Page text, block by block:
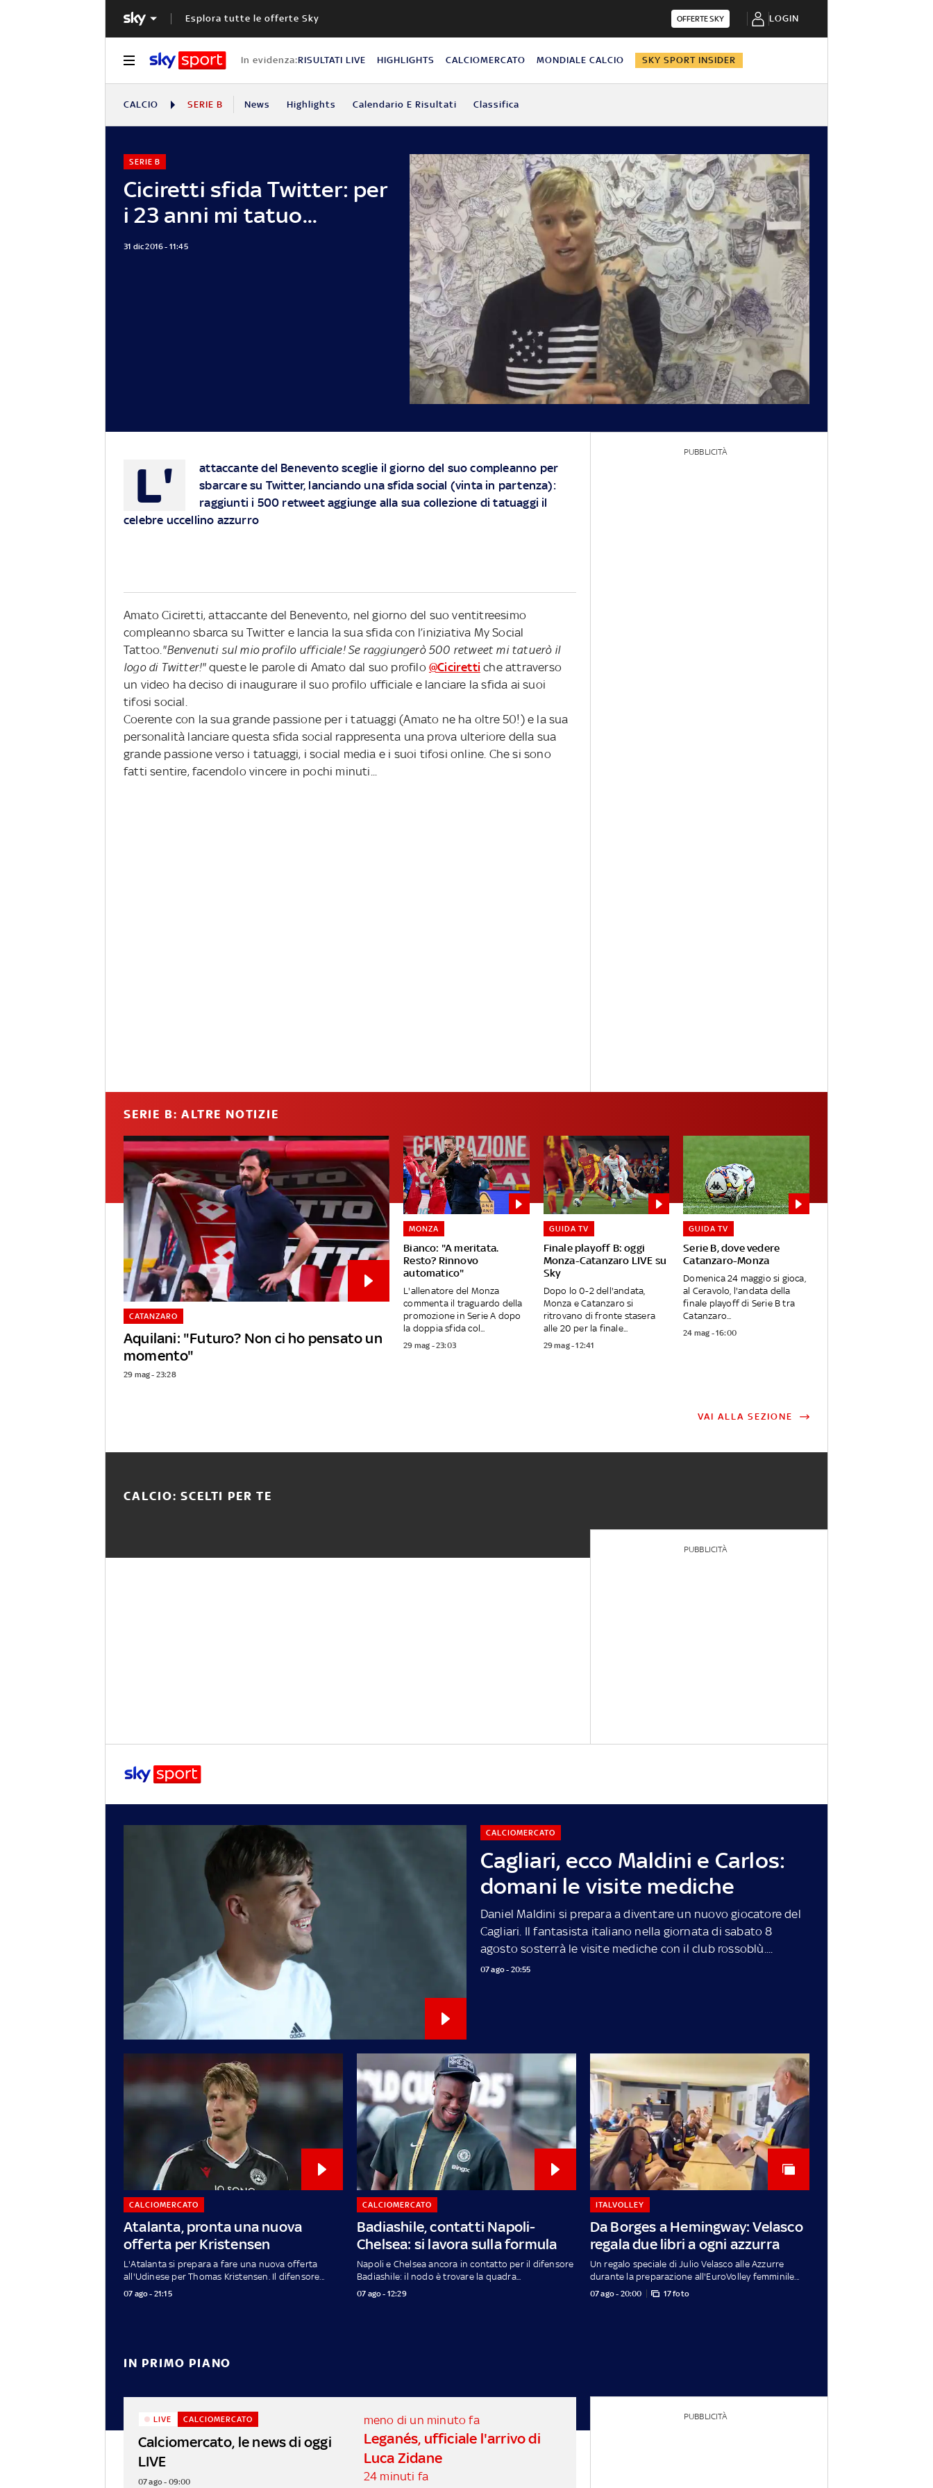
Esplora tutte le offerte Sky OFFERTE SKY LOGIN
In evidenza:RISULTATI LIVE HIGHLIGHTS CALCIOMERCATO MONDIALE CALCIO SKY SPORT INSIDER
CALCIO SERIE B News Highlights Calendario E Risultati Classifica
Ciciretti sfida Twitter: per
i 23 anni mi tatuo...
SERIE B
31 dic 2016 - 11:45
L'
attaccante del Benevento sceglie il giorno del suo compleanno per
sbarcare su Twitter, lanciando una sfida social (vinta in partenza):
raggiunti i 500 retweet aggiunge alla sua collezione di tatuaggi il
celebre uccellino azzurro
Amato Ciciretti, attaccante del Benevento, nel giorno del suo ventitreesimo
compleanno sbarca su Twitter e lancia la sua sfida con l’iniziativa My Social
Tattoo. "Benvenuti sul mio profilo ufficiale! Se raggiungerò 500 retweet mi tatuerò il
logo di Twitter!"queste le parole di Amato dal suo profilo @Ciciretti che attraverso
un video ha deciso di inaugurare il suo profilo ufficiale e lanciare la sfida ai suoi
tifosi social.
Coerente con la sua grande passione per i tatuaggi (Amato ne ha oltre 50!) e la sua
personalità lanciare questa sfida social rappresenta una prova ulteriore della sua
grande passione verso i tatuaggi, i social media e i suoi tifosi online. Che si sono
fatti sentire, facendolo vincere in pochi minuti...
PUBBLICITÀ
SERIE B: ALTRE NOTIZIE
Aquilani: "Futuro? Non ci ho pensato un
momento"
CATANZARO
29 mag - 23:28
Bianco: "A meritata.
Resto? Rinnovo
automatico"
MONZA
L'allenatore del Monza
commenta il traguardo della
promozione in Serie A dopo
la doppia sfida col...
29 mag - 23:03
Finale playoff B: oggi
Monza-Catanzaro LIVE su
Sky
GUIDA TV
Dopo lo 0-2 dell'andata,
Monza e Catanzaro si
ritrovano di fronte stasera
alle 20 per la finale...
29 mag - 12:41
Serie B, dove vedere
Catanzaro-Monza
GUIDA TV
Domenica 24 maggio si gioca,
al Ceravolo, l'andata della
finale playoff di Serie B tra
Catanzaro...
24 mag - 16:00
VAI ALLA SEZIONE
CALCIO: SCELTI PER TE
PUBBLICITÀ
Cagliari, ecco Maldini e Carlos:
domani le visite mediche
CALCIOMERCATO
Daniel Maldini si prepara a diventare un nuovo giocatore del
Cagliari. Il fantasista italiano nella giornata di sabato 8
agosto sosterrà le visite mediche con il club rossoblù....
07 ago - 20:55
Atalanta, pronta una nuova
offerta per Kristensen
CALCIOMERCATO
L'Atalanta si prepara a fare una nuova offerta
all'Udinese per Thomas Kristensen. Il difensore...
07 ago - 21:15
Badiashile, contatti Napoli-
Chelsea: si lavora sulla formula
CALCIOMERCATO
Napoli e Chelsea ancora in contatto per il difensore
Badiashile: il nodo è trovare la quadra...
07 ago - 12:29
Da Borges a Hemingway: Velasco
regala due libri a ogni azzurra
ITALVOLLEY
Un regalo speciale di Julio Velasco alle Azzurre
durante la preparazione all'EuroVolley femminile...
07 ago - 20:00 17 foto
IN PRIMO PIANO
meno di un minuto fa
Leganés, ufficiale l'arrivo di
Luca Zidane
24 minuti fa
Calciomercato, le news di oggi
LIVE
LIVE CALCIOMERCATO
07 ago - 09:00
PUBBLICITÀ